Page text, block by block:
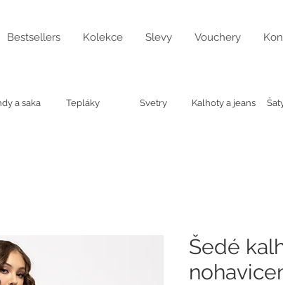
Bestsellers Kolekce Slevy Vouchery
a saka Tepláky Svetry Kalhoty a jeans
Šedé